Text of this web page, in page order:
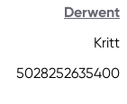
Derwent
Kritt
5028252635400